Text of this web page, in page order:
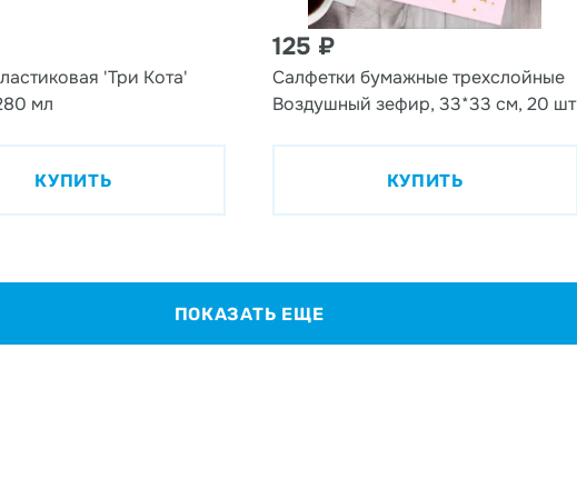
'Три Кота'
мл
КУПИТЬ
125 ₽
Салфетки бумажные трехслойные
Воздушный зефир, 33*33 см, 20 шт
КУПИТЬ
ПОКАЗАТЬ ЕЩЕ